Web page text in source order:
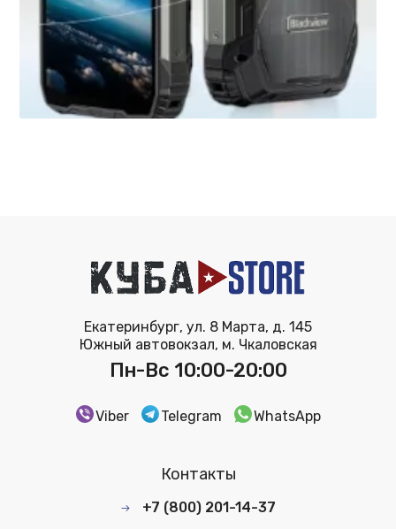
Екатеринбург, ул. 8 Марта, д. 145
Южный автовокзал, м. Чкаловская
Пн-Вс 10:00-20:00
Viber Telegram WhatsApp
Контакты
+7 (800) 201-14-37